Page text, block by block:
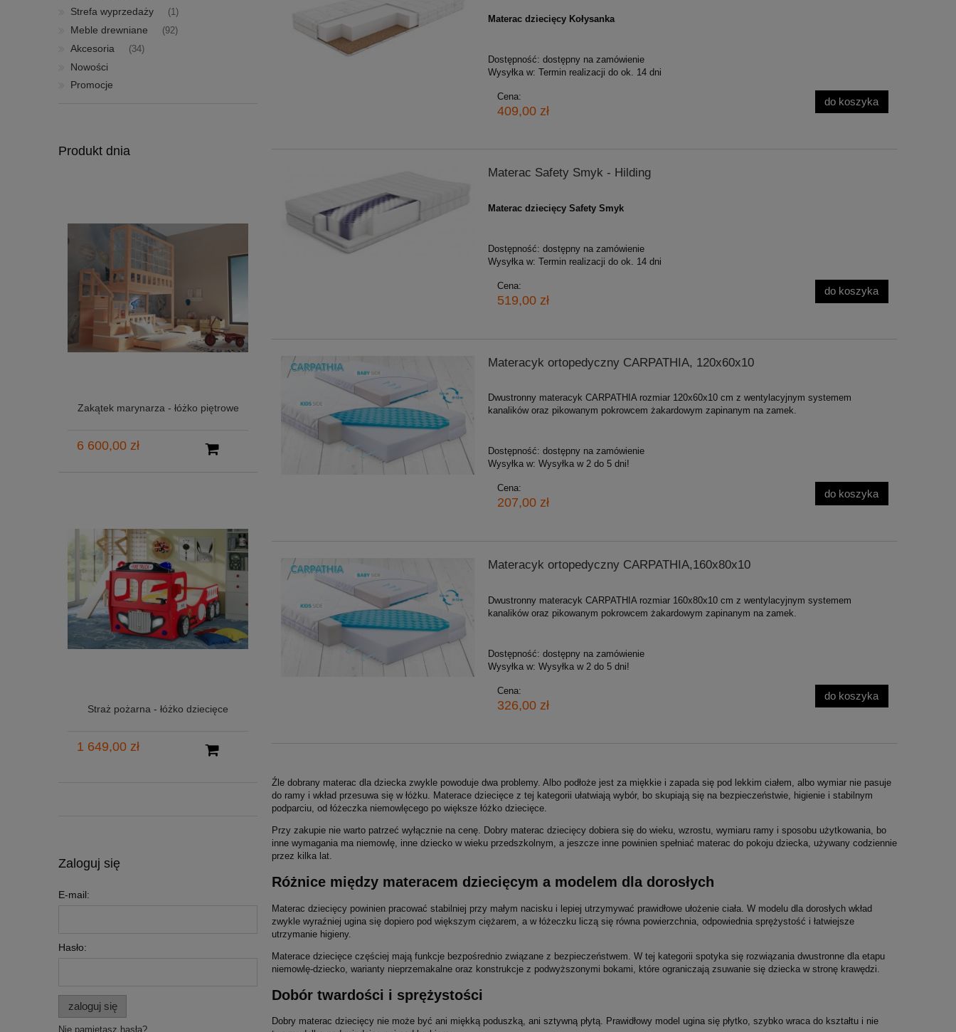
Strefa wyprzedaży (1)
Meble drewniane (92)
Akcesoria (34)
Nowości
Promocje
Produkt dnia
Zakątek marynarza - łóżko piętrowe
6 600,00 zł
Straż pożarna - łóżko dziecięce
1 649,00 zł
Zaloguj się
E-mail:
Hasło:
zaloguj się
Nie pamiętasz hasła?
Materac dziecięcy Kołysanka
Dostępność: dostępny na zamówienie
Wysyłka w: Termin realizacji do ok. 14 dni
Cena:
409,00 zł
do koszyka
Materac Safety Smyk - Hilding
Materac dziecięcy Safety Smyk
Dostępność: dostępny na zamówienie
Wysyłka w: Termin realizacji do ok. 14 dni
Cena:
519,00 zł
do koszyka
Materacyk ortopedyczny CARPATHIA, 120x60x10
Dwustronny materacyk CARPATHIA rozmiar 120x60x10 cm z wentylacyjnym systemem
kanalików oraz pikowanym pokrowcem żakardowym zapinanym na zamek.
Dostępność: dostępny na zamówienie
Wysyłka w: Wysyłka w 2 do 5 dni!
Cena:
207,00 zł
do koszyka
Materacyk ortopedyczny CARPATHIA,160x80x10
Dwustronny materacyk CARPATHIA rozmiar 160x80x10 cm z wentylacyjnym systemem
kanalików oraz pikowanym pokrowcem żakardowym zapinanym na zamek.
Dostępność: dostępny na zamówienie
Wysyłka w: Wysyłka w 2 do 5 dni!
Cena:
326,00 zł
do koszyka
Źle dobrany materac dla dziecka zwykle powoduje dwa problemy. Albo podłoże jest za miękkie i zapada się pod lekkim ciałem, albo wymiar nie pasuje
do ramy i wkład przesuwa się w łóżku. Materace dziecięce z tej kategorii ułatwiają wybór, bo skupiają się na bezpieczeństwie, higienie i stabilnym
podparciu, od łóżeczka niemowlęcego po większe łóżko dziecięce.
Przy zakupie nie warto patrzeć wyłącznie na cenę. Dobry materac dziecięcy dobiera się do wieku, wzrostu, wymiaru ramy i sposobu użytkowania, bo
inne wymagania ma niemowlę, inne dziecko w wieku przedszkolnym, a jeszcze inne powinien spełniać materac do pokoju dziecka, używany codziennie
przez kilka lat.
Różnice między materacem dziecięcym a modelem dla dorosłych
Materac dziecięcy powinien pracować stabilniej przy małym nacisku i lepiej utrzymywać prawidłowe ułożenie ciała. W modelu dla dorosłych wkład
zwykle wyraźniej ugina się dopiero pod większym ciężarem, a w łóżeczku liczą się równa powierzchnia, odpowiednia sprężystość i łatwiejsze
utrzymanie higieny.
Materace dziecięce częściej mają funkcje bezpośrednio związane z bezpieczeństwem. W tej kategorii spotyka się rozwiązania dwustronne dla etapu
niemowlę-dziecko, warianty nieprzemakalne oraz konstrukcje z podwyższonymi bokami, które ograniczają zsuwanie się dziecka w stronę krawędzi.
Dobór twardości i sprężystości
Dobry materac dziecięcy nie może być ani miękką poduszką, ani sztywną płytą. Prawidłowy model ugina się płytko, szybko wraca do kształtu i nie